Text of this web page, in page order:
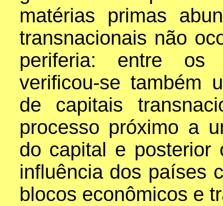
matérias primas
transnacionais não
periferia: entre os
verificou-se também
de capitais
processo próximo a
do capital e posterior
influência dos países
blocos econômicos e